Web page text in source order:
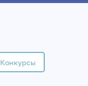
Конкурсы